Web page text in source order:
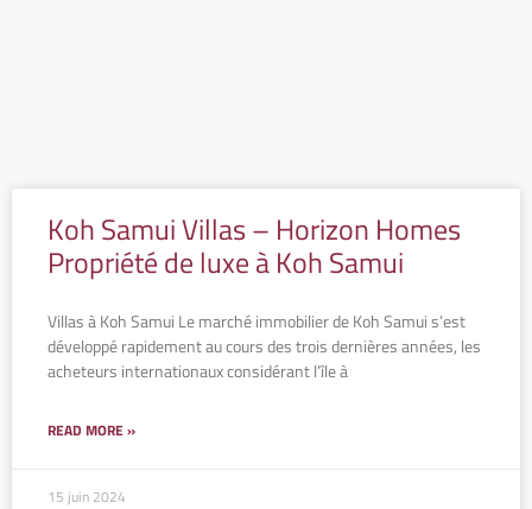
Koh Samui Villas – Horizon Homes
Propriété de luxe à Koh Samui
Villas à Koh Samui Le marché immobilier de Koh Samui s’est
développé rapidement au cours des trois dernières années, les
acheteurs internationaux considérant l’île à
READ MORE »
15 juin 2024